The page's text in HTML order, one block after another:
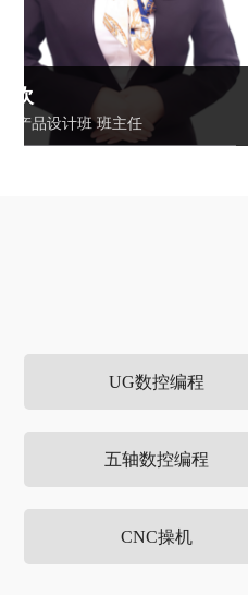
彭仙明
Soliworks机械设计与自动化讲师
UG数控编程
五轴数控编程
CNC操机